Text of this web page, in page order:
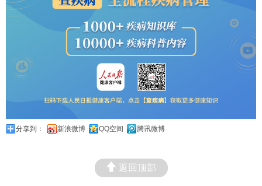
分享到： 新浪微博 QQ空间 腾讯微博
返回顶部